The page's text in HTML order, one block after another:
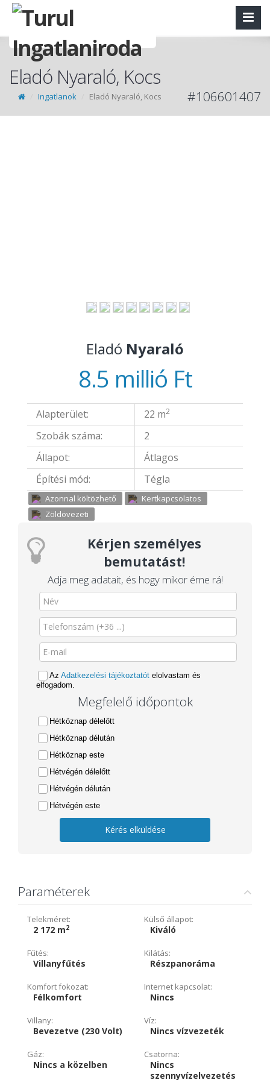
Eladó Nyaraló, Kocs
Ingatlanok Eladó Nyaraló, Kocs #106601407
Eladó Nyaraló
8.5 millió Ft
Alapterület: 22 m2
Szobák száma:
2
Állapot:
Átlagos
Építési mód:
Tégla
Azonnal költözhető
Kertkapcsolatos
Zöldövezeti
Kérjen személyes
bemutatást!
Adja meg adatait, és hogy mikor érne rá!
Az Adatkezelési tájékoztatót elolvastam és
elfogadom.
Megfelelő időpontok
Hétköznap délelőtt
Hétköznap délután
Hétköznap este
Hétvégén délelőtt
Hétvégén délután
Hétvégén este
Kérés elküldése
Paraméterek
Telekméret:
2 172 m2
Külső állapot:
Kiváló
Fűtés:
Villanyfűtés
Kilátás:
Részpanoráma
Komfort fokozat:
Félkomfort
Internet kapcsolat:
Nincs
Villany:
Bevezetve (230 Volt)
Víz:
Nincs vízvezeték
Gáz:
Nincs a közelben
Csatorna:
Nincs
szennyvízelvezetés